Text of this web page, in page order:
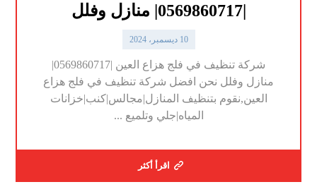
|0569860717| منازل وفلل
10 ديسمبر، 2024
شركة تنظيف في فلج هزاع العين |0569860717|
منازل وفلل نحن افضل شركة تنظيف في فلج هزاع
العين,نقوم بتنظيف المنازل|مجالس|كنب|خزانات
المياه|جلي وتلميع ...
اقرأ أكثر